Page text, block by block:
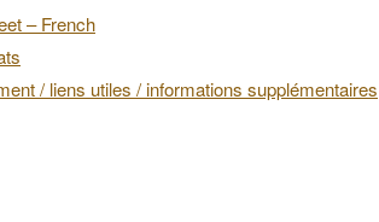
– French
/ liens utiles / informations supplémentaires